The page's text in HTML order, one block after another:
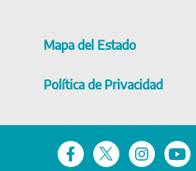
Mapa del Estado
Política de Privacidad